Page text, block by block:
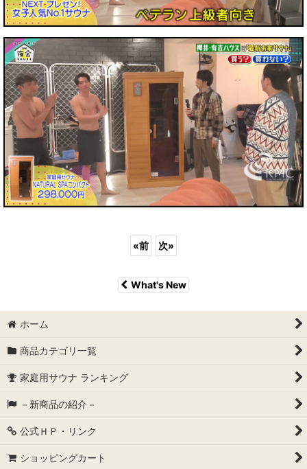
«前 次»
What's New
ホーム
商品カテゴリ一覧
家庭用サウナ ランキング
－新商品の紹介－
公式ＨＰ・リンク
ショッピングカート